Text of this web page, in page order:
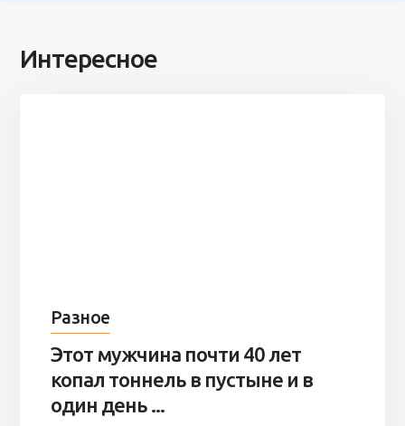
Интересное
Разное
Этот мужчина почти 40 лет
копал тоннель в пустыне и в
один день ...